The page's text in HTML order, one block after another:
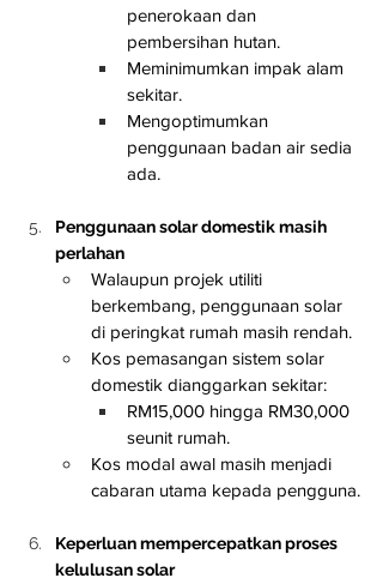
penerokaan dan
pembersihan hutan.
Meminimumkan impak alam
sekitar.
Mengoptimumkan
penggunaan badan air sedia
ada.
Penggunaan solar domestik masih
perlahan
Walaupun projek utiliti
berkembang, penggunaan solar
di peringkat rumah masih rendah.
Kos pemasangan sistem solar
domestik dianggarkan sekitar:
RM15,000 hingga RM30,000
seunit rumah.
Kos modal awal masih menjadi
cabaran utama kepada pengguna.
Keperluan mempercepatkan proses
kelulusan solar